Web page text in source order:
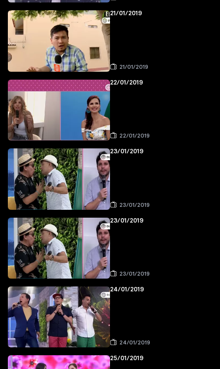
21/01/2019
21/01/2019
22/01/2019
22/01/2019
23/01/2019
23/01/2019
23/01/2019
23/01/2019
24/01/2019
24/01/2019
25/01/2019